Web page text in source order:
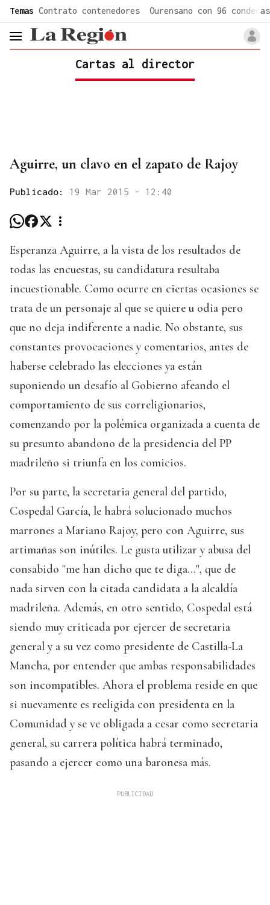
Temas Contrato contenedores Ourensano con 96 condenas
header.menu.open
Cartas al director
Aguirre, un clavo en el zapato de Rajoy
Publicado: 19 Mar 2015 - 12:40
Esperanza Aguirre, a la vista de los resultados de
todas las encuestas, su candidatura resultaba
incuestionable. Como ocurre en ciertas ocasiones se
trata de un personaje al que se quiere u odia pero
que no deja indiferente a nadie. No obstante, sus
constantes provocaciones y comentarios, antes de
haberse celebrado las elecciones ya están
suponiendo un desafío al Gobierno afeando el
comportamiento de sus correligionarios,
comenzando por la polémica organizada a cuenta de
su presunto abandono de la presidencia del PP
madrileño si triunfa en los comicios.
Por su parte, la secretaria general del partido,
Cospedal García, le habrá solucionado muchos
marrones a Mariano Rajoy, pero con Aguirre, sus
artimañas son inútiles. Le gusta utilizar y abusa del
consabido "me han dicho que te diga…", que de
nada sirven con la citada candidata a la alcaldía
madrileña. Además, en otro sentido, Cospedal está
siendo muy criticada por ejercer de secretaria
general y a su vez como presidente de Castilla-La
Mancha, por entender que ambas responsabilidades
son incompatibles. Ahora el problema reside en que
si nuevamente es reeligida con presidenta en la
Comunidad y se ve obligada a cesar como secretaria
general, su carrera política habrá terminado,
pasando a ejercer como una baronesa más.